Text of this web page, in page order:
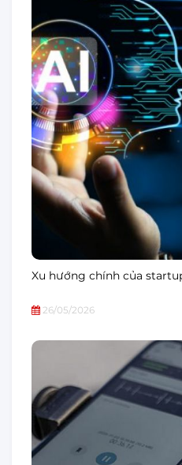
Xu hướng chính của
26/05/2026